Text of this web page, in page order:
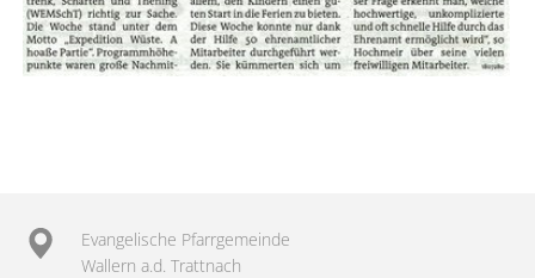
Evangelische Pfarrgemeinde
Wallern a.d. Trattnach